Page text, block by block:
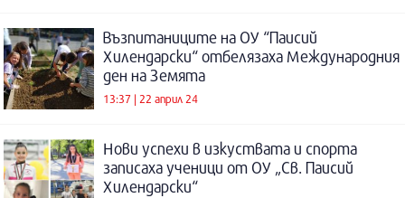
Възпитаниците на ОУ “Паисий
Хилендарски“ отбелязаха Международния
ден на Земята
13:37 | 22 април 24
Нови успехи в изкуствата и спорта
записаха ученици от ОУ „Св. Паисий
Хилендарски“